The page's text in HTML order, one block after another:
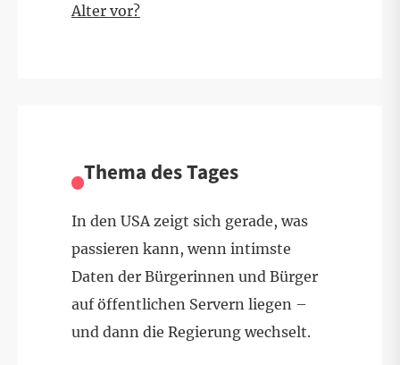
Alter vor?
Thema des Tages
In den USA zeigt sich gerade, was
passieren kann, wenn intimste
Daten der Bürgerinnen und Bürger
auf öffentlichen Servern liegen –
und dann die Regierung wechselt.